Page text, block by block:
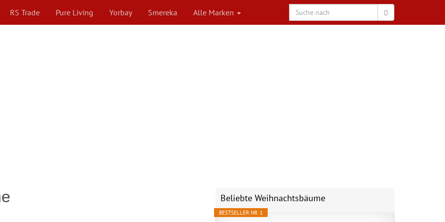
RS Trade Pure Living Yorbay Smereka Alle Marken
Beliebte Weihnachtsbäume
BESTSELLER NR. 1